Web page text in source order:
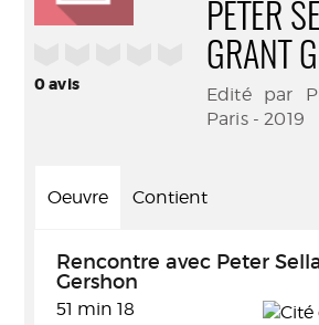
0avis
PETER
GRANT
Edité par
Paris - 2019
Oeuvre Contient
Rencontre avec Peter
Gershon
51 min 18